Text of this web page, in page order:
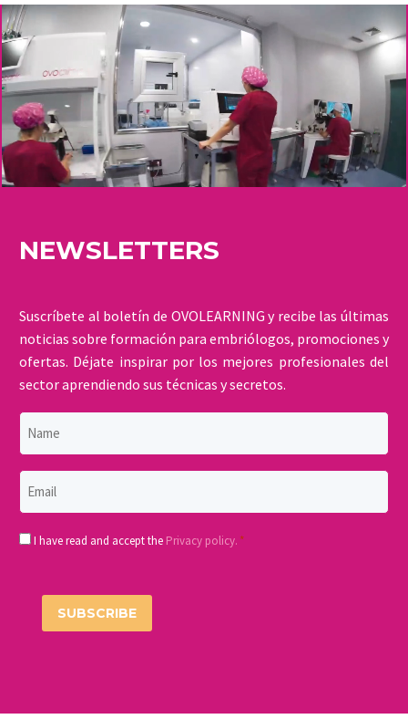
NEWSLETTERS
Suscríbete al boletín de OVOLEARNING y recibe las últimas
noticias sobre formación para embriólogos, promociones y
ofertas. Déjate inspirar por los mejores profesionales del
sector aprendiendo sus técnicas y secretos.
Consentimiento
I have read and accept the Privacy policy. *